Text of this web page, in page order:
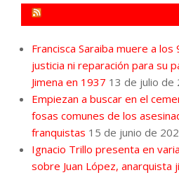
Francisca Saraiba muere a
justicia ni reparación para su
Jimena en 1937 13 de julio de
Empiezan a buscar en el
fosas comunes de los
franquistas 15 de junio de
Ignacio Trillo presenta en
sobre Juan López, anarquista